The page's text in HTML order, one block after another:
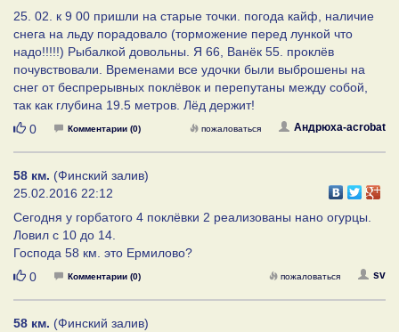
25. 02. к 9 00 пришли на старые точки. погода кайф, наличие
снега на льду порадовало (торможение перед лункой что
надо!!!!!) Рыбалкой довольны. Я 66, Ванёк 55. проклёв
почувствовали. Временами все удочки были выброшены на
снег от беспрерывных поклёвок и перепутаны между собой,
так как глубина 19.5 метров. Лёд держит!
Нравится
0 Комментарии (0) Андрюха-acrobat
пожаловаться
58 км. (Финский залив)
25.02.2016 22:12
Сегодня у горбатого 4 поклёвки 2 реализованы нано огурцы.
Ловил с 10 до 14.
Господа 58 км. это Ермилово?
Нравится
0 Комментарии (0) sv
пожаловаться
58 км. (Финский залив)